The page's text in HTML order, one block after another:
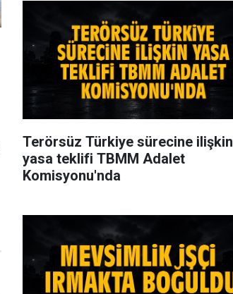
Terörsüz Türkiye sürecine ilişkin
yasa teklifi TBMM Adalet
Komisyonu'nda